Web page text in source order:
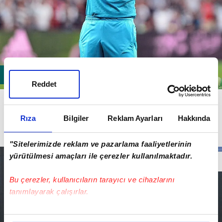
Rıza Bilgiler Reklam Ayarları Hakkında
"Sitelerimizde reklam ve pazarlama faaliyetlerinin
yürütülmesi amaçları ile çerezler kullanılmaktadır.
Bu çerezler, kullanıcıların tarayıcı ve cihazlarını
tanımlayarak çalışırlar.
Bu çerezlere izin vermeniz halinde sizlere özel
Reddet
KARARI TFF VERECEK
nihai kararı Türkiye Futbol Federasyonu (TFF)
verecek.